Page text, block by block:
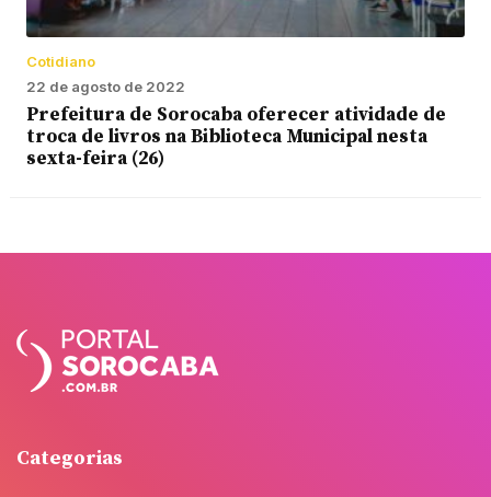
Cotidiano
22 de agosto de 2022
Prefeitura de Sorocaba oferecer atividade de
troca de livros na Biblioteca Municipal nesta
sexta-feira (26)
Categorias